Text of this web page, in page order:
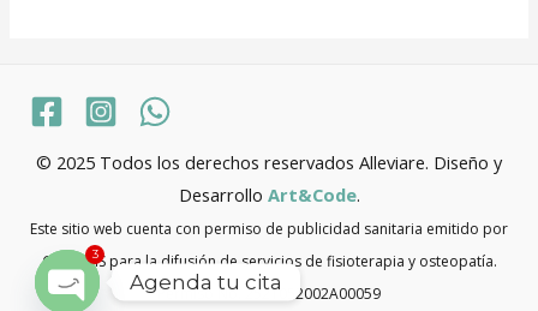
© 2025 Todos los derechos reservados Alleviare. Diseño y
Desarrollo Art&Code.
Este sitio web cuenta con permiso de publicidad sanitaria emitido por
COFEPRIS para la difusión de servicios de fisioterapia y osteopatía.
Permiso No. 2521052002A00059
Agenda tu cita
3